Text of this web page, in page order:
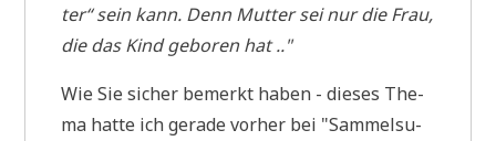
ter“ sein kann. Denn Mut­ter sei nur die Frau,
die das Kind gebo­ren hat .."
Wie Sie sicher bemerkt haben - die­ses The­
ma hat­te ich gera­de vor­her bei "Sam­mel­su­